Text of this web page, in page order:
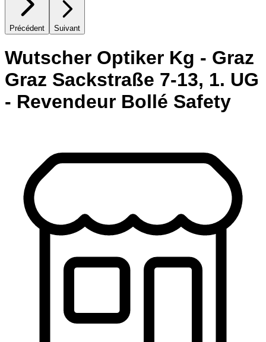
Précédent Suivant
Wutscher Optiker Kg - Graz
Graz Sackstraße 7-13, 1. UG
- Revendeur Bollé Safety